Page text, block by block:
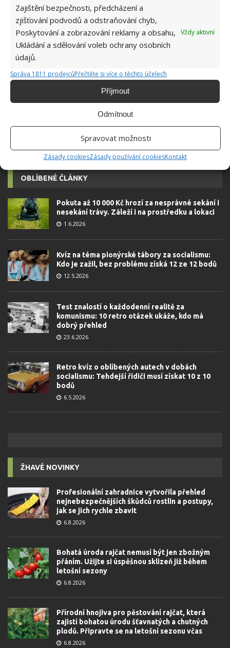
Zajištění bezpečnosti, předcházení a
zjišťování podvodů a odstraňování chyb,
Poskytování a zobrazování reklamy a obsahu,
Ukládání a sdělování voleb ochrany osobních
údajů.
Vždy aktivní
Správa 1811 prodejcůPřečtěte si více o těchto účelech
Příjmout
Odmítnout
Spravovat možnosti
Zásady cookiesZásady používání cookiesKontakt
univerzity, který je již od malička
velkým kutilem. V podstatě vše, co je
možné najít v j...[Více o autorovi]
OBLÍBENÉ ČLÁNKY
Pokuta až 10 000 Kč hrozí za nesprávné sekání i
nesekání trávy. Záleží i na prostředku a lokaci
1.6.2026
Kvíz na téma pionýrské tábory za socialismu:
Kdo je zažil, bez problému získá 12 ze 12 bodů
12.5.2026
Test znalostí o každodenní realitě za
komunismu: 10 retro otázek ukáže, kdo má
dobrý přehled
23.6.2026
Retro kvíz o oblíbených autech v dobách
socialismu: Tehdejší řidiči musí získat 10 z 10
bodů
6.5.2026
ŽHAVÉ NOVINKY
Profesionální zahradnice vytvořila přehled
nejnebezpečnějších škůdců rostlin a postupy,
jak se jich rychle zbavit
6.8.2026
Bohatá úroda rajčat nemusí být jen zbožným
přáním. Užijte si úspěšnou sklizeň již během
letošní sezony
6.8.2026
Přírodní hnojiva pro pěstování rajčat, která
zajistí bohatou úrodu šťavnatých a chutných
plodů. Připravte se na letošní sezonu včas
6.8.2026